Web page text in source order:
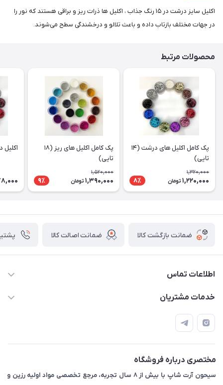
اکلیل سایز درشت در ۱۵ رنگ جذاب ، اکلیل ها ذرات ریز و براقی هستند که نور را
در جهات مختلف بازتاب داده و باعث تلالو و درخشندگی سطح می‌شوند.
محصولات مرتبط
پک کامل اکلیل های درشت (۱۴
تایی)
1,320,000
1,220,000 تومان 8٪
پک کامل اکلیل های ریز (۱۸
تایی)
1,520,000
1,390,000 تومان 9٪
اکلیل
ضمانت بازگشت کالا ضمانت اصالت کالا
اطلاعات تماس
خدمات مشتریان
📝 قوانین و مقررات
📖 راهنما
مختصری درباره فروشگاه
سیحون آرت شاپ با بیش از ۸ سال تجربه، مرجع تخصصی مواد اولیه رزین و